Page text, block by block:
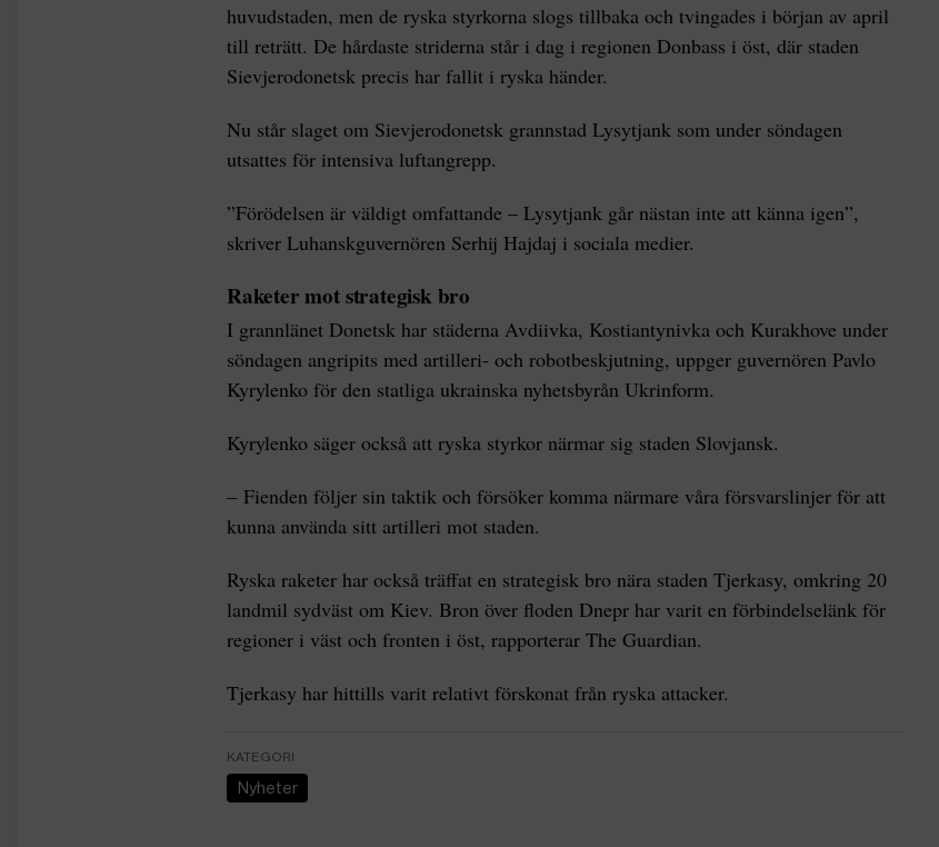
huvudstaden, men de ryska styrkorna slogs tillbaka och tvingades i början av april
till reträtt. De hårdaste striderna står i dag i regionen Donbass i öst, där staden
Sievjerodonetsk precis har fallit i ryska händer.
Nu står slaget om Sievjerodonetsk grannstad Lysytjank som under söndagen
utsattes för intensiva luftangrepp.
”Förödelsen är väldigt omfattande – Lysytjank går nästan inte att känna igen”,
skriver Luhanskguvernören Serhij Hajdaj i sociala medier.
Raketer mot strategisk bro
I grannlänet Donetsk har städerna Avdiivka, Kostiantynivka och Kurakhove under
söndagen angripits med artilleri- och robotbeskjutning, uppger guvernören Pavlo
Kyrylenko för den statliga ukrainska nyhetsbyrån Ukrinform.
Kyrylenko säger också att ryska styrkor närmar sig staden Slovjansk.
– Fienden följer sin taktik och försöker komma närmare våra försvarslinjer för att
kunna använda sitt artilleri mot staden.
Ryska raketer har också träffat en strategisk bro nära staden Tjerkasy, omkring 20
landmil sydväst om Kiev. Bron över floden Dnepr har varit en förbindelselänk för
regioner i väst och fronten i öst, rapporterar The Guardian.
Tjerkasy har hittills varit relativt förskonat från ryska attacker.
KATEGORI
Nyheter